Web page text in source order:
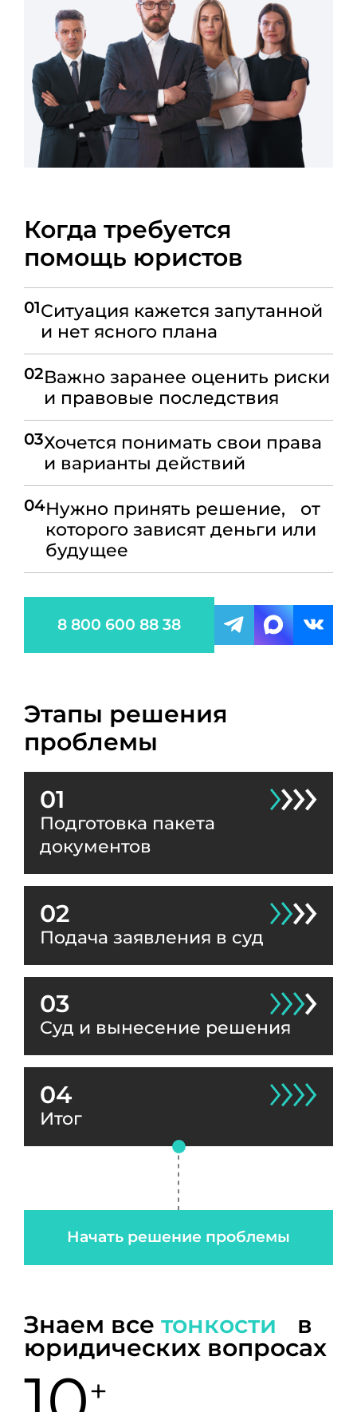
Когда требуется
помощь юристов
01Ситуация кажется запутанной
и нет ясного плана
02Важно заранее оценить риски
и правовые последствия
03Хочется понимать свои права
и варианты действий
04Нужно принять решение, от
которого зависят деньги или
будущее
8 800 600 88 38
Этапы решения
проблемы
01
Подготовка пакета
документов
02
Подача заявления в суд
03
Суд и вынесение решения
04
Итог
Начать решение проблемы
Знаем все тонкости в
юридических вопросах
+